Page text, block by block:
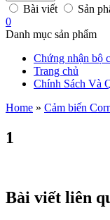
Bài viết
Sản
0
Danh mục sản phẩm
Chứng nhận bộ
Trang chủ
Chính Sách Và
Home » Cảm biến
1
Bài viết liên